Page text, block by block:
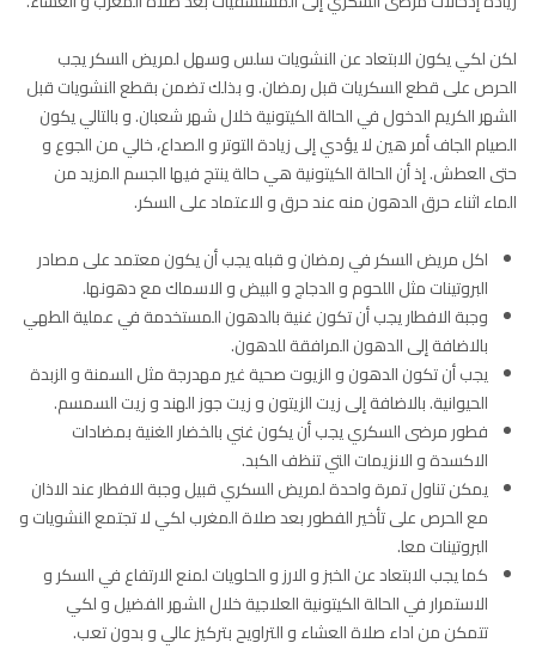
لكن لكي يكون الابتعاد عن النشويات سلس وسهل لمريض السكر يجب
الحرص على قطع السكريات قبل رمضان. و بذلك تضمن بقطع النشويات قبل
الشهر الكريم الدخول في الحالة الكيتونية خلال شهر شعبان. و بالتالي يكون
الصيام الجاف أمر هين لا يؤدي إلى زيادة التوتر و الصداع، خالي من الجوع و
حتى العطش. إذ أن الحالة الكيتونية هي حالة ينتج فيها الجسم المزيد من
الماء اثناء حرق الدهون منه عند حرق و الاعتماد على السكر.
اكل مريض السكر في رمضان و قبله يجب أن يكون معتمد على مصادر
البروتينات مثل اللحوم و الدجاج و البيض و الاسماك مع دهونها.
وجبة الافطار يجب أن تكون غنية بالدهون المستخدمة في عملية الطهي
بالاضافة إلى الدهون المرافقة للدهون.
يجب أن تكون الدهون و الزيوت صحية غير مهدرجة مثل السمنة و الزبدة
الحيوانية. بالاضافة إلى زيت الزيتون و زيت جوز الهند و زيت السمسم.
فطور مرضى السكري يجب أن يكون غني بالخضار الغنية بمضادات
الاكسدة و الانزيمات التي تنظف الكبد.
يمكن تناول تمرة واحدة لمريض السكري قبيل وجبة الافطار عند الاذان
مع الحرص على تأخير الفطور بعد صلاة المغرب لكي لا تجتمع النشويات و
البروتينات معا.
كما يجب الابتعاد عن الخبز و الارز و الحلويات لمنع الارتفاع في السكر و
الاستمرار في الحالة الكيتونية العلاجية خلال الشهر الفضيل و لكي
تتمكن من اداء صلاة العشاء و التراويح بتركيز عالي و بدون تعب.